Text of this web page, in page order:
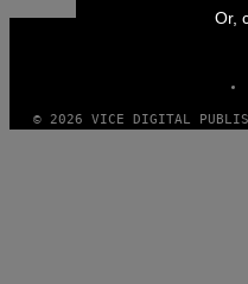
© 2026 VICE DIGITAL
Or,